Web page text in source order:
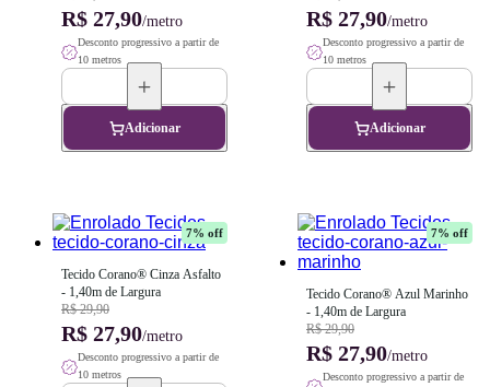
R$ 27,90/metro
Desconto progressivo a partir de
10 metros
Adicionar
R$ 27,90/metro
Desconto progressivo a partir de
10 metros
Adicionar
7% off
Tecido Corano® Cinza Asfalto
- 1,40m de Largura
R$ 29,90
R$ 27,90/metro
Desconto progressivo a partir de
10 metros
7% off
Tecido Corano® Azul Marinho
- 1,40m de Largura
R$ 29,90
R$ 27,90/metro
Desconto progressivo a partir de